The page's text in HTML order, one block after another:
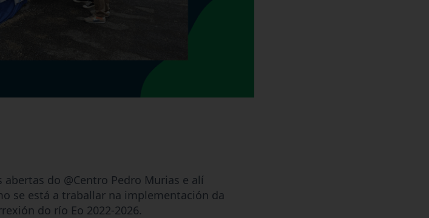
do @Centro Pedro Murias e alí
se está a traballar na implementación da
do río Eo 2022-2026.